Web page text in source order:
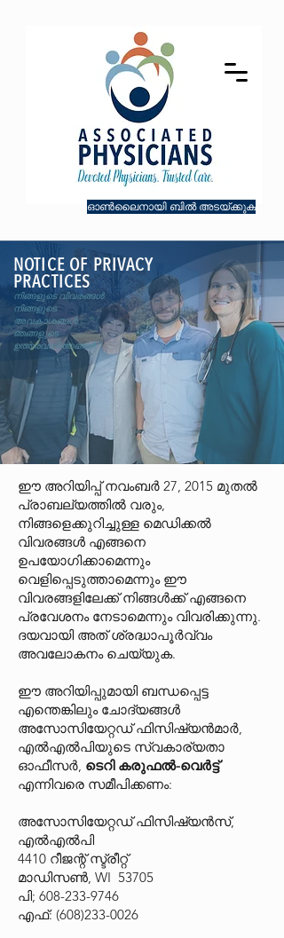
ഓൺലൈനായി ബിൽ അടയ്ക്കുക
NOTICE OF PRIVACY
PRACTICES
നിങ്ങളുടെ വിവരങ്ങൾ.
നിങ്ങളുടെ
അവകാശങ്ങൾ.
ഞങ്ങളുടെ
ഉത്തരവാദിത്തങ്ങൾ.
ഈ അറിയിപ്പ് നവംബർ 27, 2015 മുതൽ
പ്രാബല്യത്തിൽ വരും,
നിങ്ങളെക്കുറിച്ചുള്ള മെഡിക്കൽ
വിവരങ്ങൾ എങ്ങനെ
ഉപയോഗിക്കാമെന്നും
വെളിപ്പെടുത്താമെന്നും ഈ
വിവരങ്ങളിലേക്ക് നിങ്ങൾക്ക് എങ്ങനെ
പ്രവേശനം നേടാമെന്നും വിവരിക്കുന്നു.
ദയവായി അത് ശ്രദ്ധാപൂർവ്വം
അവലോകനം ചെയ്യുക.
ഈ അറിയിപ്പുമായി ബന്ധപ്പെട്ട
എന്തെങ്കിലും ചോദ്യങ്ങൾ
അസോസിയേറ്റഡ് ഫിസിഷ്യൻമാർ,
എൽഎൽപിയുടെ സ്വകാര്യതാ
ഓഫീസർ, ടെറി കരുഫൽ-വെർട്ട്
എന്നിവരെ സമീപിക്കണം:
അസോസിയേറ്റഡ് ഫിസിഷ്യൻസ്,
എൽഎൽപി
4410 റീജന്റ് സ്ട്രീറ്റ്
മാഡിസൺ, WI 53705
പി; 608-233-9746
എഫ്: (608)233-0026